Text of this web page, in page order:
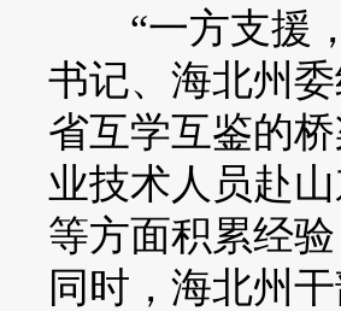
“一方支援，
书记、海北州
省互学互鉴的
业技术人员赴
等方面积累经
同时，海北州